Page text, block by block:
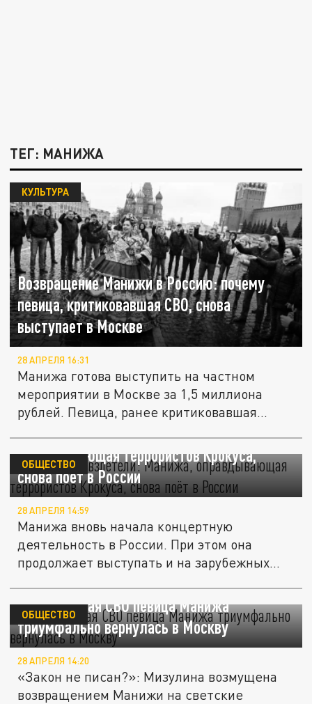
ТЕГ: МАНИЖА
Возвращение Манижи в Россию: почему
певица, критиковавшая СВО, снова
выступает в Москве
КУЛЬТУРА
28 АПРЕЛЯ 16:31
Манижа готова выступить на частном
мероприятии в Москве за 1,5 миллиона
рублей. Певица, ранее критиковавшая...
Цены нагло взлетели: Манижа,
оправдывающая террористов Крокуса,
снова поёт в России
ОБЩЕСТВО
28 АПРЕЛЯ 14:59
Манижа вновь начала концертную
деятельность в России. При этом она
продолжает выступать и на зарубежных...
Критикующая СВО певица Манижа
триумфально вернулась в Москву
ОБЩЕСТВО
28 АПРЕЛЯ 14:20
«Закон не писан?»: Мизулина возмущена
возвращением Манижи на светские